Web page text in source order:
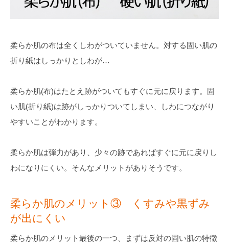
柔らか肌の布は全くしわがついていません。対する固い肌の
折り紙はしっかりとしわが…
柔らか肌(布)はたとえ跡がついてもすぐに元に戻ります。固
い肌(折り紙)は跡がしっかりついてしまい、しわにつながり
やすいことがわかります。
柔らか肌は弾力があり、少々の跡であればすぐに元に戻りし
わになりにくい。そんなメリットがありそうです。
柔らか肌のメリット③ くすみや黒ずみ
が出にくい
柔らか肌のメリット最後の一つ、まずは反対の固い肌の特徴